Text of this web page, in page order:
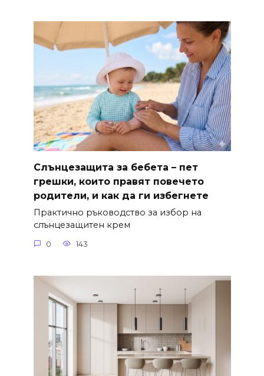
Слънцезащита за бебета – пет
грешки, които правят повечето
родители, и как да ги избегнете
Практично ръководство за избор на
слънцезащитен крем
0 143